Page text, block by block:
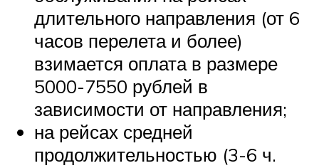
длительного направления (от 6
часов перелета и более)
взимается оплата в размере
5000-7550 рублей в
зависимости от направления;
на рейсах средней
продолжительностью (3-6 ч.